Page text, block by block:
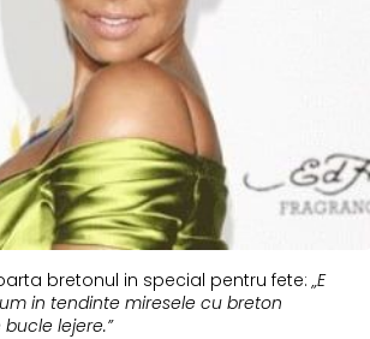
bretonul in special pentru fete: „E
in tendinte miresele cu breton
lejere.”